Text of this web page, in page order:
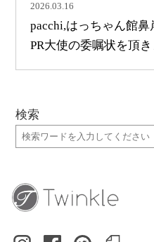
2026.03.16
pacchi,はっちゃん館鼻
PR大使の委嘱状を頂き
検索